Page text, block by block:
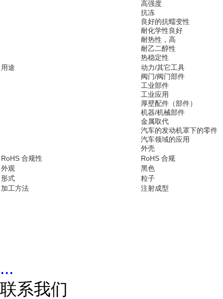
高强度
抗冻
良好的抗蠕变性
耐化学性良好
耐热性，高
耐乙二醇性
热稳定性
用途
动力/其它工具
阀门/阀门部件
工业部件
工业应用
厚壁配件（部件）
机器/机械部件
金属取代
汽车的发动机罩下的零件
汽车领域的应用
外壳
RoHS 合规性
RoHS 合规
外观
黑色
形式
粒子
加工方法
注射成型
...
联系我们